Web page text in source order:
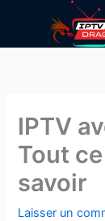
contenu
IPTV
Tout
savoir
Laisser un